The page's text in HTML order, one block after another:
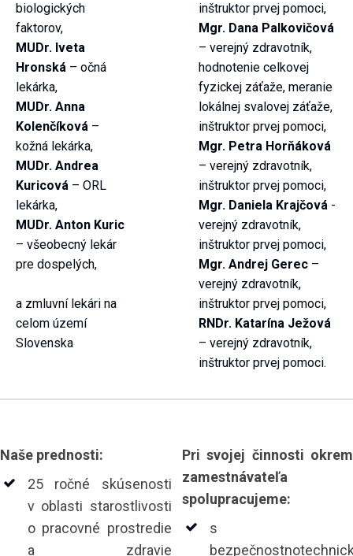
biologických
faktorov,
MUDr. Iveta
Hronská – očná
lekárka,
MUDr. Anna
Kolenčíková –
kožná lekárka,
MUDr. Andrea
Kuricová – ORL
lekárka,
MUDr. Anton Kuric
– všeobecný lekár
pre dospelých,
a zmluvní lekári na
celom území
Slovenska
inštruktor prvej pomoci,
Mgr. Dana Palkovičová
– verejný zdravotník,
hodnotenie celkovej
fyzickej záťaže, meranie
lokálnej svalovej záťaže,
inštruktor prvej pomoci,
Mgr. Petra Horňáková
– verejný zdravotník,
inštruktor prvej pomoci,
Mgr. Daniela Krajčová -
verejný zdravotník,
inštruktor prvej pomoci,
Mgr. Andrej Gerec –
verejný zdravotník,
inštruktor prvej pomoci,
RNDr. Katarína Ježová
– verejný zdravotník,
inštruktor prvej pomoci.
Naše prednosti:
25 ročné skúsenosti
v oblasti starostlivosti
o pracovné prostredie
a zdravie
Pri svojej činnosti okrem
zamestnávateľa
spolupracujeme:
s